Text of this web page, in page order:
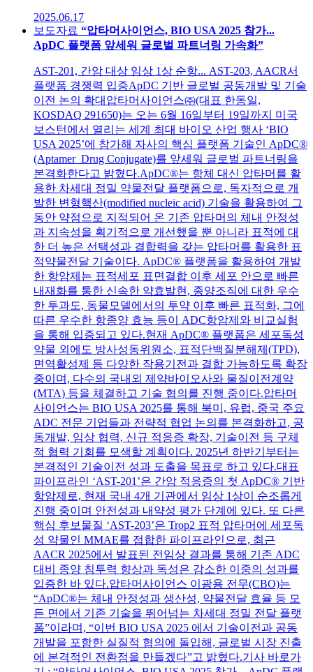
2025.06.17
보도자료 “압타머사이언스, BIO USA 2025 참가...
ApDC 플랫폼 앞세워 글로벌 파트너링 가속화”
AST-201, 간암 대상 임상 1상 순항... AST-203, AACR서
플랫폼 경쟁력 입증ApDC 기반 글로벌 공동개발 및 기술
이전 논의 확대압타머사이언스㈜(대표 한동일,
KOSDAQ 291650)는 오는 6월 16일부터 19일까지 미국
보스턴에서 열리는 세계 최대 바이오 산업 행사 ‘BIO
USA 2025’에 참가해 자사의 핵심 플랫폼 기술인 ApDC®
(Aptamer Drug Conjugate)를 앞세워 글로벌 파트너링을
본격화한다고 밝혔다.ApDC®는 항체 대신 압타머를 활
용한 차세대 정밀 약물전달 플랫폼으로, 독자적으로 개
발한 변형핵산(modified nucleic acid) 기술을 활용하여 그
동안 약점으로 지적되어 온 기존 압타머의 체내 안정성
과 지속성을 획기적으로 개선했을 뿐 아니라 표적에 대
한 더 높은 선택성과 결합력을 갖는 압타머를 활용한 표
적약물전달 기술이다. ApDC® 플랫폼을 활용하여 개발
한 항암제는 표적세포 표면결합 이후 세포 안으로 빠른
내재화를 통한 신속한 약효발현, 종양조직에 대한 우수
한 투과도, 동물모델에서의 투약 이후 빠른 표적화, 그에
따른 우수한 항종양 효능 등이 ADC항암제와 비교실험
을 통해 입증되고 있다.현재 ApDC® 플랫폼은 세포독성
약물 외에도 방사성동위원소, 표적단백질분해제(TPD),
면역활성제 등 다양한 작용기전과 결합 가능하도록 확장
중이며, 다수의 국내외 제약바이오사와 물질이전계약
(MTA) 등을 체결하고 기술 협의를 진행 중이다.압타머
사이언스는 BIO USA 2025를 통해 북미, 유럽, 중국 주요
ADC 전문 기업들과 전략적 협업 논의를 본격화하고, 공
동개발, 임상 협력, 신규 적응증 확장, 기술이전 등 구체
적 협력 기회를 모색할 계획이다. 2025년 하반기부터는
본격적인 기술이전 성과 도출을 목표로 하고 있다.대표
파이프라인 ‘AST-201’은 간암 적응증의 첫 ApDC® 기반
항암제로, 현재 국내 4개 기관에서 임상 1상이 순조롭게
진행 중이며 안전성과 내약성 평가 단계에 있다. 또 다른
핵심 후보물질 ‘AST-203’은 Trop2 표적 압타머에 세포독
성 약물인 MMAE를 접합한 파이프라인으로, 최근
AACR 2025에서 발표된 전임상 결과를 통해 기존 ADC
대비 종양 침투력 향상과 독성은 감소한 이중의 성과를
입증한 바 있다.압타머사이언스 이광용 전무(CBO)는
“ApDC®는 체내 안정성과 생산성, 약물전달 효율 등 모
든 면에서 기존 기술을 뛰어넘는 차세대 정밀 전달 플랫
폼”이라며, “이번 BIO USA 2025 에서 기술이전과 공동
개발을 포함한 실질적 협의에 돌입해, 글로벌 시장 진출
에 본격적인 전환점을 만들겠다”고 밝혔다.기사 바로가